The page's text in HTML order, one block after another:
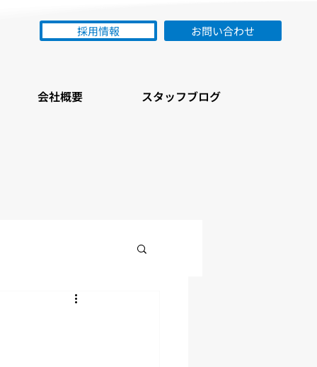
採用情報 お問い合わせ
会社概要 スタッフブログ